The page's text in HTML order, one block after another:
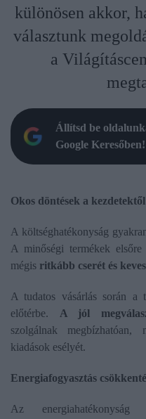
különösen akkor,
választunk
a
Állítsd be
Google Keresőben!
Okos döntések a kezdetektől
A költséghatékonyság
A minőségi termékek elsőre
mégis ritkább cserét és
A tudatos vásárlás során a
előtérbe. A jól
szolgálnak
kiadások esélyét.
Energiafogyasztás
Az